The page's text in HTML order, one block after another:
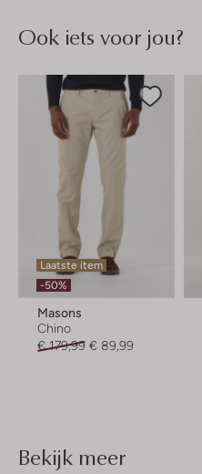
Ook iets voor jou?
Laatste item
-50%
Masons
Chino
€ 179,99 € 89,99
Bekijk meer